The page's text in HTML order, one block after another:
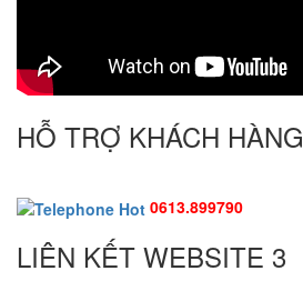
HỖ TRỢ KHÁCH HÀNG
0613.899790
LIÊN KẾT WEBSITE 3